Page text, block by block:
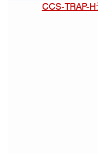
CCS-TRAP-